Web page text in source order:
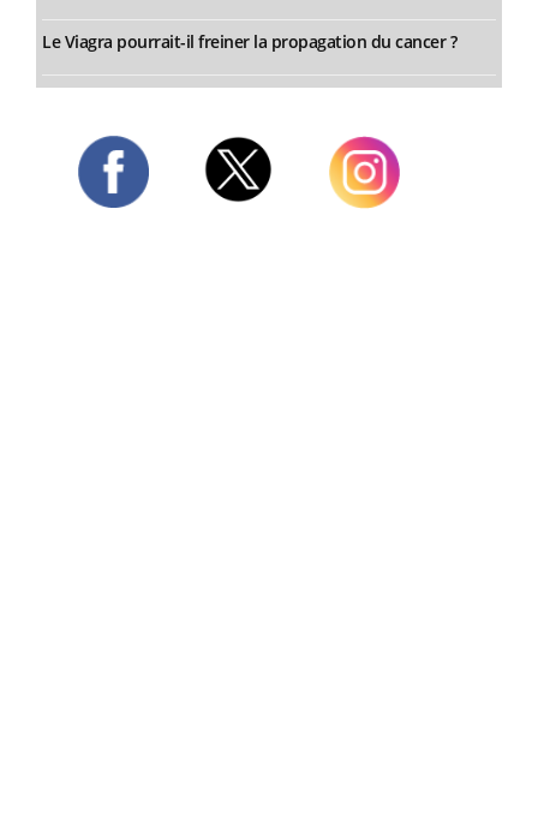
Le Viagra pourrait-il freiner la propagation du cancer ?